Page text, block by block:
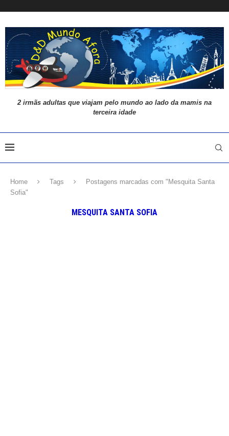
2 irmãs adultas que viajam pelo mundo ao lado da mamis na
terceira idade
Home Tags
Postagens marcadas com "Mesquita Santa
Sofia"
MESQUITA SANTA SOFIA